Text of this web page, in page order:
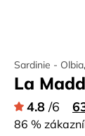
Sardinie - Olbia,
La
4.8 /6
86 %